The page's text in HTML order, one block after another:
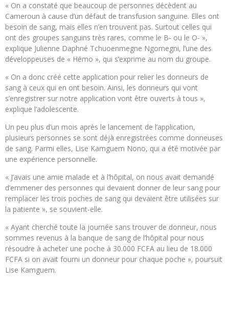
« On a constaté que beaucoup de personnes décèdent au
Cameroun à cause d’un défaut de transfusion sanguine. Elles ont
besoin de sang, mais elles n’en trouvent pas. Surtout celles qui
ont des groupes sanguins très rares, comme le B- ou le O- »,
explique Julienne Daphné Tchuoenmegne Ngomegni, l’une des
développeuses de « Hémo », qui s’exprime au nom du groupe.
« On a donc créé cette application pour relier les donneurs de
sang à ceux qui en ont besoin. Ainsi, les donneurs qui vont
s’enregistrer sur notre application vont être ouverts à tous »,
explique l’adolescente.
Un peu plus d’un mois après le lancement de l’application,
plusieurs personnes se sont déjà enregistrées comme donneuses
de sang. Parmi elles, Lise Kamguem Nono, qui a été motivée par
une expérience personnelle.
« J’avais une amie malade et à l’hôpital, on nous avait demandé
d’emmener des personnes qui devaient donner de leur sang pour
remplacer les trois poches de sang qui devaient être utilisées sur
la patiente », se souvient-elle.
« Ayant cherché toute la journée sans trouver de donneur, nous
sommes revenus à la banque de sang de l’hôpital pour nous
résoudre à acheter une poche à 30.000 FCFA au lieu de 18.000
FCFA si on avait fourni un donneur pour chaque poche », poursuit
Lise Kamguem.